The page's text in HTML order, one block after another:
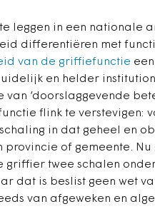
leggen in een nationale
differentiëren met
van de griffiefunctie
en helder
‘doorslaggevende
flink te verstevigen:
in dat geheel en
provincie of gemeente. Nu
griffier twee schalen
dat is beslist geen wet
van afgeweken en